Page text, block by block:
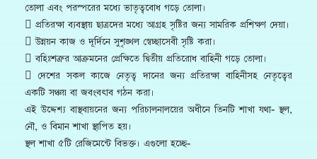
তোলা এবং পরস্পরের মধ্যে ভাতৃত্ববোধ গড়ে তোলা।
 প্রতিরক্ষা ব্যবস্থায় ছাত্রদের মধ্যে আগ্রহ সৃষ্টির জন্য সামরিক প্রশিক্ষণ দেয়া।
 উন্নয়ন কাজ ও দূর্দিনে সুশৃঙ্খল স্বেচ্ছাসেবী সৃষ্টি করা।
 বহিঃশত্রুর আক্রমনের প্রেক্ষিতে দ্বিতীয় প্রতিরোধ বাহিনী গড়ে তোলা।
 দেশের সকল কাজে নেতৃত্ব দানের জন্য প্রতিরক্ষা বাহিনীসহ নেতৃত্বের
একটি সঞ্চয় বা জবংবৎাব গঠন করা।
এই উদ্দেশ্য বাস্থবায়নের জন্য পরিচালনালয়ের অধীনে তিনটি শাখা যথা- স্থল,
নৌ, ও বিমান শাখা স্থাপিত হয়।
স্থল শাখা ৫টি রেজিমেন্টে বিভক্ত। এগুলো হচ্ছে-